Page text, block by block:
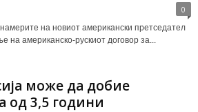
0
на новиот американски претседател
на американско-рускиот договор за...
може да добие
од 3,5 години